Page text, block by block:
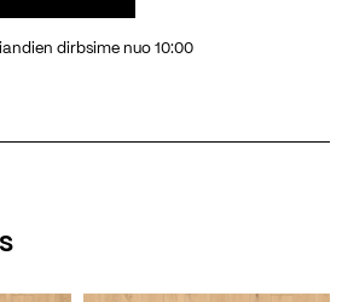
dirbsime nuo 10:00